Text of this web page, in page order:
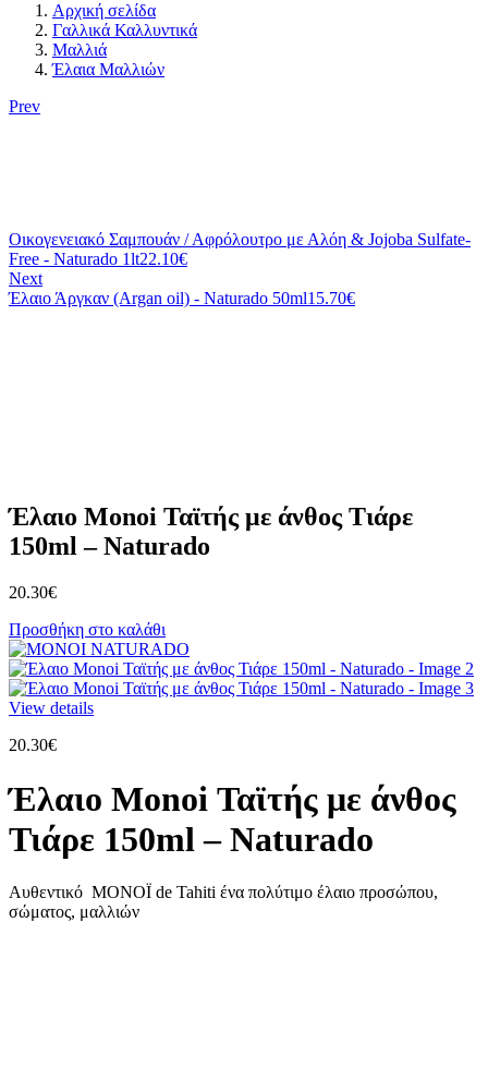
Αρχική σελίδα
Γαλλικά Καλλυντικά
Μαλλιά
Έλαια Μαλλιών
Prev
Οικογενειακό Σαμπουάν / Αφρόλουτρο με Αλόη & Jojoba Sulfate-
Free - Naturado 1lt22.10€
Next
Έλαιο Άργκαν (Argan oil) - Naturado 50ml15.70€
Έλαιο Monoi Ταϊτής με άνθος Τιάρε
150ml – Naturado
20.30€
Προσθήκη στο καλάθι
View details
20.30€
Έλαιο Monoi Ταϊτής με άνθος
Τιάρε 150ml – Naturado
Aυθεντικό MONOÏ de Tahiti ένα πολύτιμο έλαιο προσώπου,
σώματος, μαλλιών